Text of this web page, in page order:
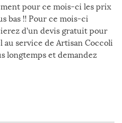
pour ce mois-ci les prix
bas !! Pour ce mois-ci
d’un devis gratuit pour
service de Artisan Coccoli
longtemps et demandez